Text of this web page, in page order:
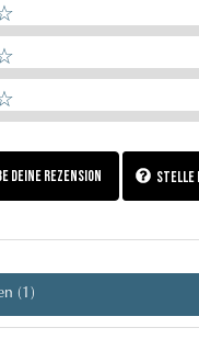
deine Rezension Stelle
(1)